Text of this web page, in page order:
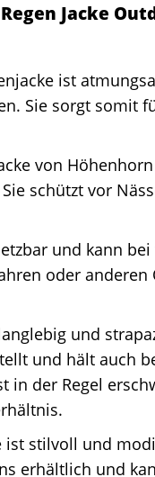
Jacke
ist
Sie sorgt somit
von
schützt vor
und kann
oder
und
und hält auch
in der Regel
ist stilvoll und
erhältlich und